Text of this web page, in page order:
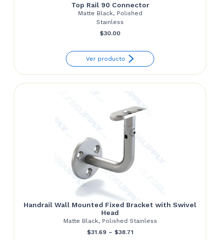
Top Rail 90 Connector
Matte Black, Polished
Stainless
$30.00
Ver producto
Handrail Wall Mounted Fixed Bracket with Swivel
Head
Matte Black, Polished Stainless
$31.69 – $38.71Price